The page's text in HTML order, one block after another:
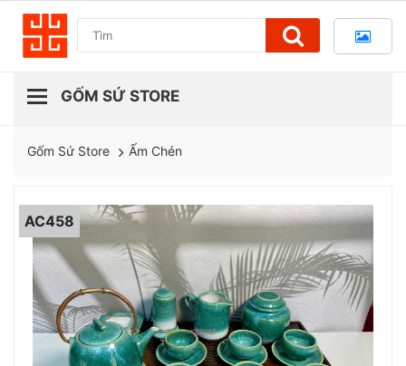
Gốm Sứ Store Ấm Chén
AC458